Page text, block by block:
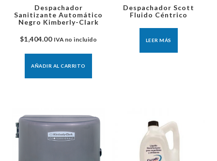
Despachador
Sanitizante Automático
Negro Kimberly-Clark
$1,404.00 IVA no incluido
AÑADIR AL CARRITO
Despachador Scott
Fluido Céntrico
LEER MÁS